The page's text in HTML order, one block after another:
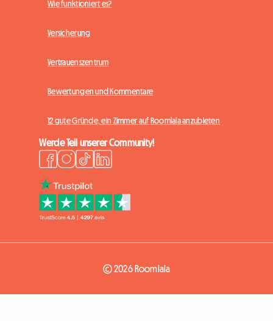
Wie funktioniert es?
Versicherung
Vertrauenszentrum
Bewertungen und Kommentare
12 gute Gründe, ein Zimmer auf Roomlala anzubieten
Werde Teil unserer Community!
© 2026 Roomlala